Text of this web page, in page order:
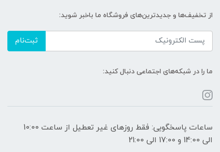
از تخفیف‌ها و جدیدترین‌های فروشگاه ما باخبر شوید:
ثبت‌نام
ما را در شبکه‌های اجتماعی دنبال کنید:
ساعات پاسخگویی: فقط روزهای غیر تعطیل از ساعت 10:00
الی 14:00 و 17:00 الی 21:00